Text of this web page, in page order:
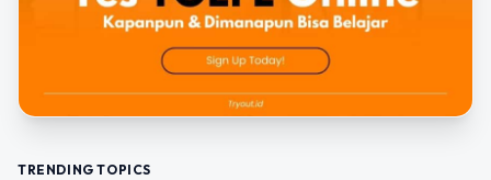
TRENDING TOPICS